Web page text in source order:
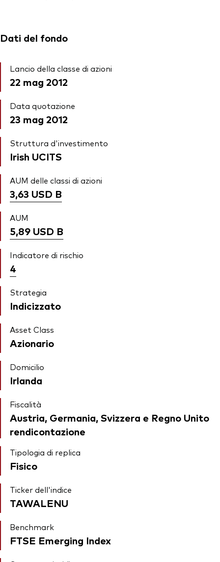
Dati del fondo
Lancio della classe di azioni
22 mag 2012
Data quotazione
23 mag 2012
Struttura d'investimento
Irish UCITS
AUM delle classi di azioni
3,63 USD B
AUM
5,89 USD B
Indicatore di rischio
4
Strategia
Indicizzato
Asset Class
Azionario
Domicilio
Irlanda
Fiscalità
Austria, Germania, Svizzera e Regno Unito
rendicontazione
Tipologia di replica
Fisico
Ticker dell'indice
TAWALENU
Benchmark
FTSE Emerging Index